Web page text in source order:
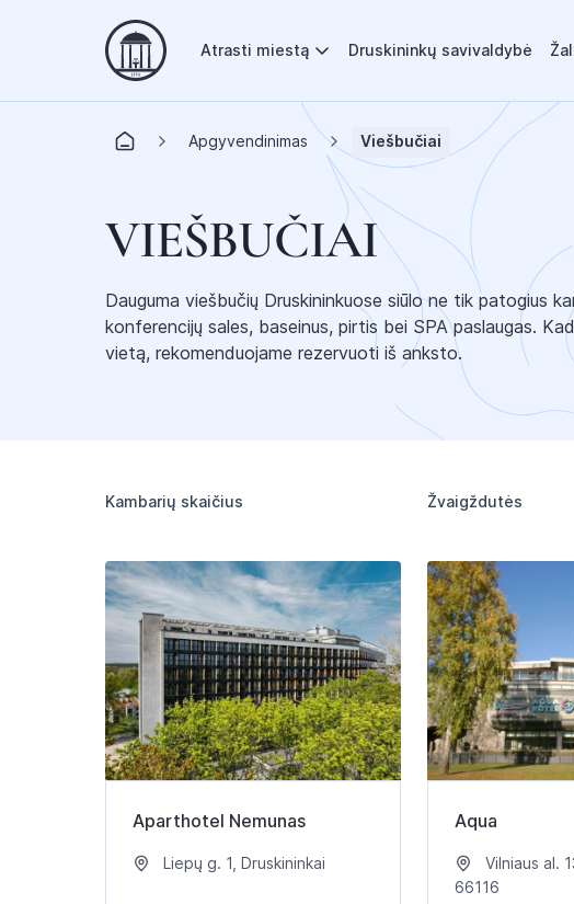
Atrasti miestą Druskininkų savivaldybė
Apgyvendinimas Viešbučiai
VIEŠBUČIAI
Dauguma viešbučių Druskininkuose siūlo ne tik patogius
konferencijų sales, baseinus, pirtis bei SPA paslaugas.
vietą, rekomenduojame rezervuoti iš anksto.
Kambarių skaičius Žvaigždutės
Aparthotel Nemunas
Liepų g. 1, Druskininkai
Aqua
Vilniaus al.
66116